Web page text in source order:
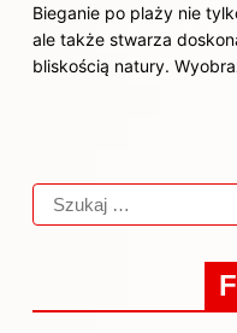
Bieganie po plaży nie
ale także stwarza
bliskością natury.